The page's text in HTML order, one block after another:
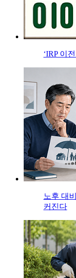
‘IRP 이
노후 대
커진다